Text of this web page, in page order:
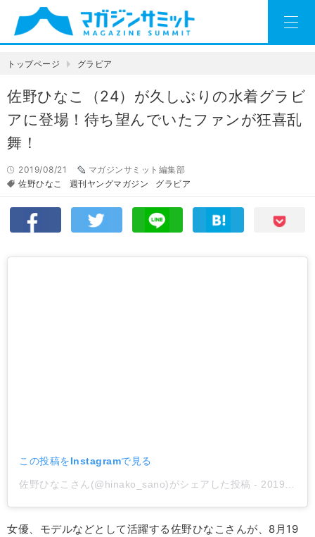
トップページ グラビア
佐野ひなこ（24）が久しぶりの水着グラビ
アに登場！待ち望んでいたファンが狂喜乱
舞！
2019/08/21
マガジンサミット編集部
佐野ひなこ
週刊ヤングマガジン グラビア
この投稿をInstagramで見る
佐野ひなこさん(@hinako_sano)がシェアした投稿 - 2019年 8月月20日午後10時28分PDT
女優、モデルなどとして活躍する佐野ひなこさんが、8月19